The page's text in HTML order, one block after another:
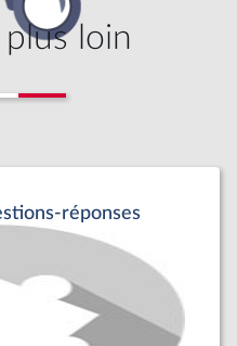
plus loin
réponses